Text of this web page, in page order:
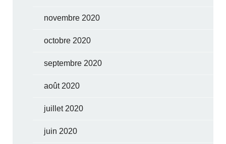
novembre 2020
octobre 2020
septembre 2020
août 2020
juillet 2020
juin 2020